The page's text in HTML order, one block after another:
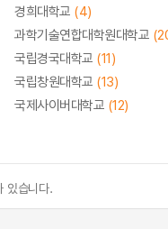
경희대학교 (4)
과학기술연합대학원대학교
국립경국대학교 (11)
국립창원대학교 (13)
국제사이버대학교 (12)
있습니다.